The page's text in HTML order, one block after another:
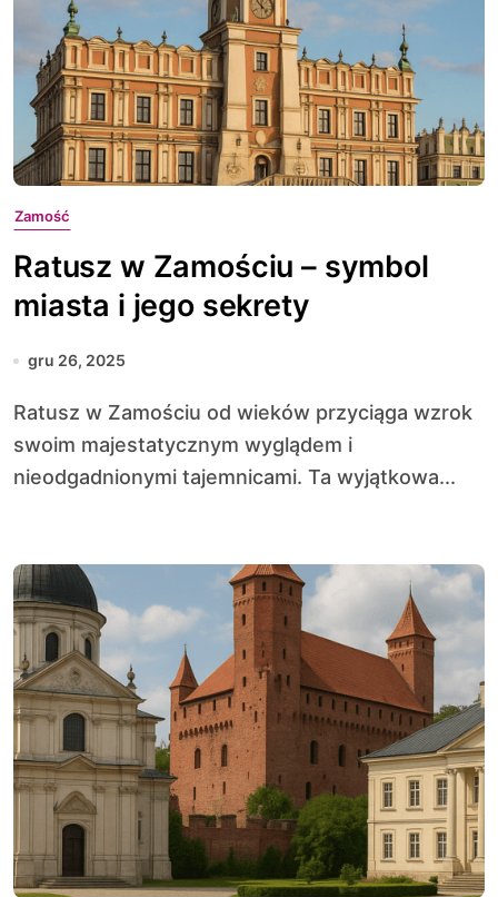
Zamość
Ratusz w Zamościu – symbol
miasta i jego sekrety
gru 26, 2025
Ratusz w Zamościu od wieków przyciąga wzrok
swoim majestatycznym wyglądem i
nieodgadnionymi tajemnicami. Ta wyjątkowa...